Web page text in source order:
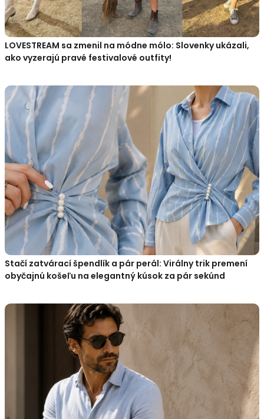
LOVESTREAM sa zmenil na módne mólo: Slovenky ukázali,
ako vyzerajú pravé festivalové outfity!
Stačí zatvárací špendlík a pár perál: Virálny trik premení
obyčajnú košeľu na elegantný kúsok za pár sekúnd